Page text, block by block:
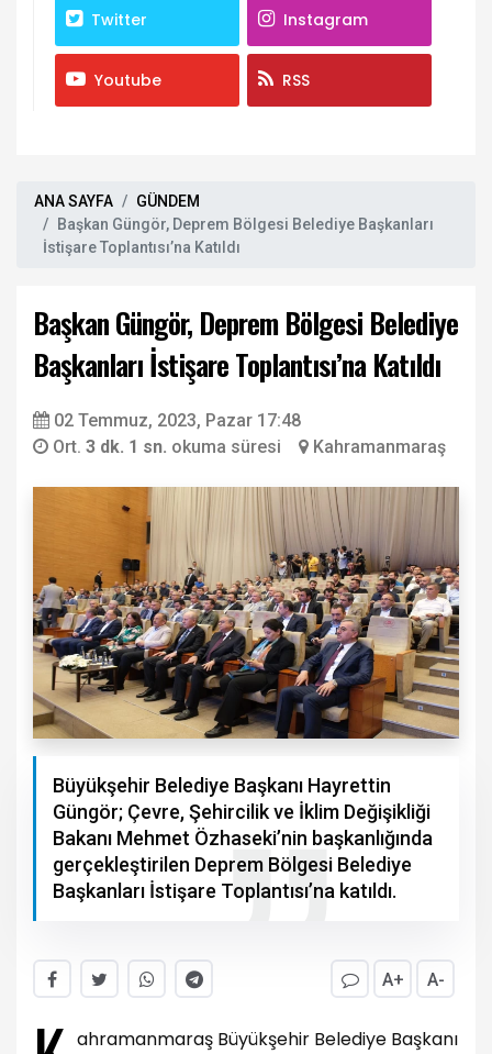
Twitter Instagram
Youtube RSS
ANA SAYFA
GÜNDEM
Başkan Güngör, Deprem Bölgesi Belediye Başkanları
İstişare Toplantısı’na Katıldı
Başkan Güngör, Deprem Bölgesi Belediye
Başkanları İstişare Toplantısı’na Katıldı
02 Temmuz, 2023, Pazar 17:48
Ort. 3 dk. 1 sn. okuma süresi Kahramanmaraş
Büyükşehir Belediye Başkanı Hayrettin
Güngör; Çevre, Şehircilik ve İklim Değişikliği
Bakanı Mehmet Özhaseki’nin başkanlığında
gerçekleştirilen Deprem Bölgesi Belediye
Başkanları İstişare Toplantısı’na katıldı.
A+ A-
ahramanmaraş Büyükşehir Belediye Başkanı